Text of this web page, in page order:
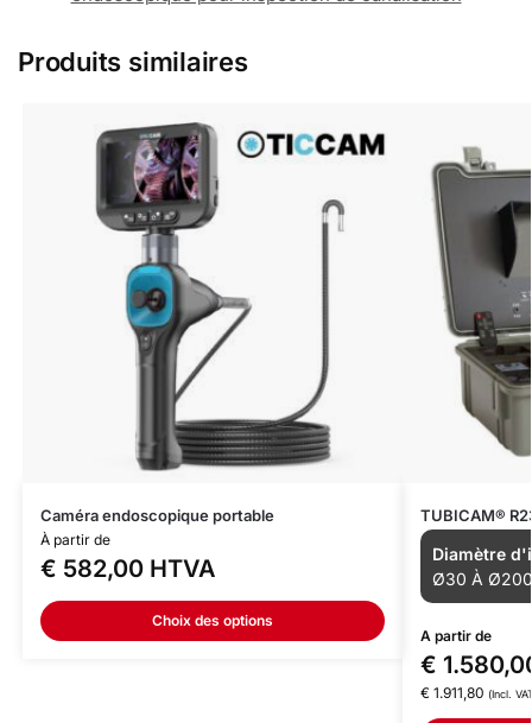
Produits similaires
Caméra endoscopique portable
À partir de
€ 582,00HTVA
Choix des options
TUBICAM®
Diamètre
Ø30 À
A partir de
€
€1.911,80 (Incl.